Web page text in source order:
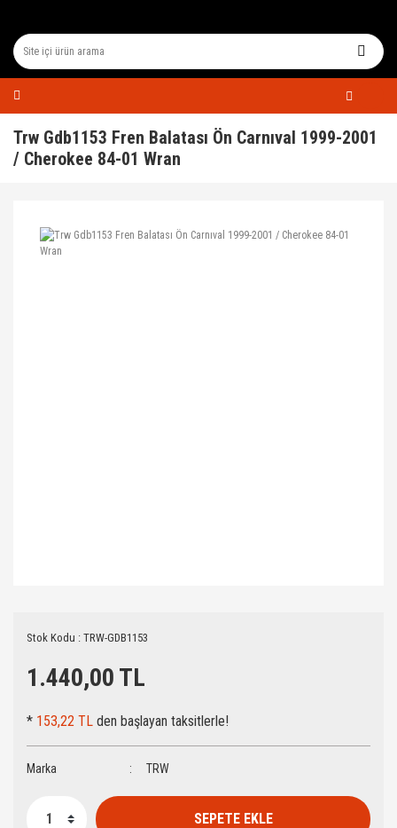
Trw Gdb1153 Fren Balatası Ön Carnıval 1999-2001
/ Cherokee 84-01 Wran
Stok Kodu : TRW-GDB1153
1.440,00 TL
* 153,22 TL den başlayan taksitlerle!
Marka TRW
SEPETE EKLE